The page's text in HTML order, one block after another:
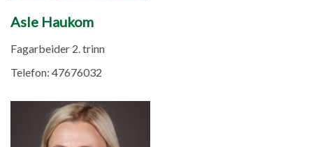
Asle Haukom
Fagarbeider 2. trinn
Telefon: 47676032